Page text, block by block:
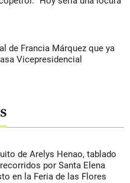
de Francia Márquez que ya
Vicepresidencial
de Arelys Henao, tablado
por Santa Elena
en la Feria de las Flores